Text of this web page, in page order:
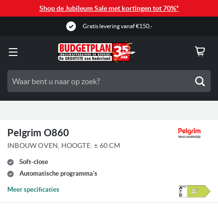
Shop de Jubileum Sale met kortingen tot 70%*
Gratis levering vanaf €150,-
Pelgrim O860
INBOUW OVEN, HOOGTE: ± 60 CM
Soft-close
Automatische programma's
Meer specificaties